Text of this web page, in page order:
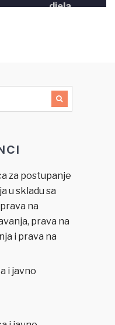
djela
Praćenja,
zagovaranja
i vođenja
za postupanje
u skladu sa
na
prava na
i prava na
i javno